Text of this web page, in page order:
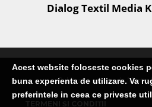
Dialog Textil Media
Publicatie editata de Martin
Acest website foloseste cookies
buna experienta de utilizare. Va
preferintele in ceea ce priveste